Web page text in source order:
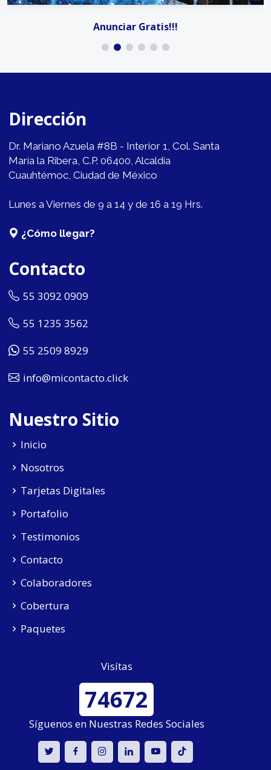
Anunciar Gratis!!!
Dirección
Dr. Mariano Azuela #8B - Interior 1, Col. Santa
María la Ribera, C.P. 06400, Alcaldía
Cuauhtémoc, Ciudad de México
Lunes a Viernes de 9 a 14 y de 16 a 19 Hrs.
¿Cómo llegar?
Contacto
55 3092 0909
55 1235 3562
55 2509 8929
info@micontacto.click
Nuestro Sitio
Inicio
Nosotros
Tarjetas Digitales
Portafolio
Testimonios
Contacto
Colaboradores
Cobertura
Paquetes
Visítas
74672
Síguenos en Nuestras Redes Sociales